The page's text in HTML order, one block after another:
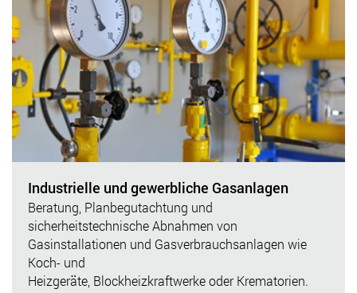
Industrielle und gewerbliche Gasanlagen
Beratung, Planbegutachtung und
sicherheitstechnische Abnahmen von
Gasinstallationen und Gasverbrauchsanlagen wie
Koch- und
Heizgeräte, Blockheizkraftwerke oder Krematorien.